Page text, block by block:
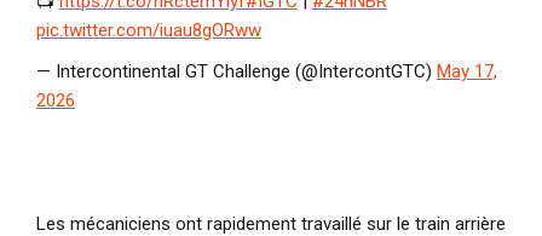
pic.twitter.com/iuau8gORww
— Intercontinental GT Challenge (@IntercontGTC) May 17,
2026
Les mécaniciens ont rapidement travaillé sur le train arrière